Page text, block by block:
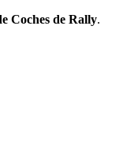
Coches de Rally.